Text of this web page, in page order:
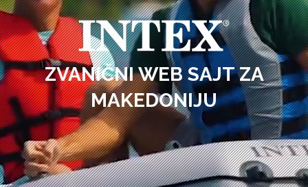
ZVANIČNI WEB SAJT ZA
MAKEDONIJU